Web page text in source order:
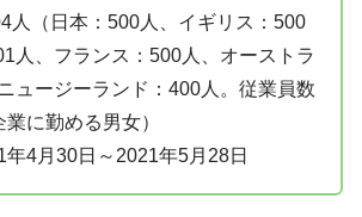
人（日本：500人、イギリス：500
人、フランス：500人、オーストラ
ュージーランド：400人。従業員数
に勤める男女）
4月30日～2021年5月28日